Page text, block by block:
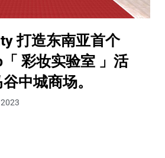
打造东南亚首个
彩妆实验室 」活
中城商场。